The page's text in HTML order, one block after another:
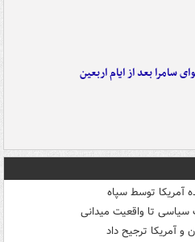
سامرا بعد از ایام اربعین
آمریکا توسط سپاه
تا واقعیت میدانی
و آمریکا ترجیح داد